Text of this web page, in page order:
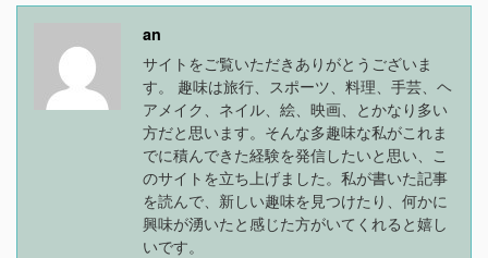
an
サイトをご覧いただきありがとうございま
す。 趣味は旅行、スポーツ、料理、手芸、ヘ
アメイク、ネイル、絵、映画、とかなり多い
方だと思います。そんな多趣味な私がこれま
でに積んできた経験を発信したいと思い、こ
のサイトを立ち上げました。私が書いた記事
を読んで、新しい趣味を見つけたり、何かに
興味が湧いたと感じた方がいてくれると嬉し
いです。